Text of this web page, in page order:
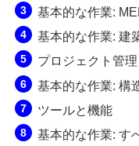
基本的な作業:
基本的な作業: 建
プロジェクト管理
基本的な作業: 構
ツールと機能
基本的な作業: す